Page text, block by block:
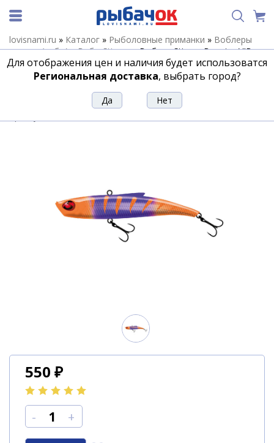
lovisnami.ru » Каталог » Рыболовные приманки » Воблеры
зимние (вибы)»Вибы Stinger»Воблер Stinger Booster VIB
30гр-95мм #005
Воблер Stinger Booster VIB 30гр-95мм
550 ₽
- +
Для отображения цен и наличия будет использоватся
Региональная доставка, выбрать город?